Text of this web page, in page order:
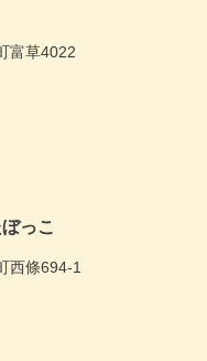
富草4022
っこ
西條694-1